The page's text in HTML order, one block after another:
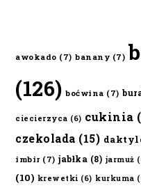
awokado (7) banany (7)
(126) boćwina (7)
ciecierzyca (6) cukinia
czekolada (15)
imbir (7) jabłka (8) jarmuż
(10) krewetki (6) kurkuma